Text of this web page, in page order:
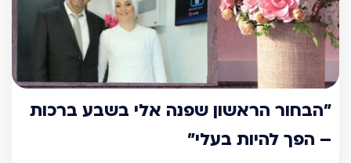
"הבחור הראשון שפנה אלי בשבע ברכות
– הפך להיות בעלי"